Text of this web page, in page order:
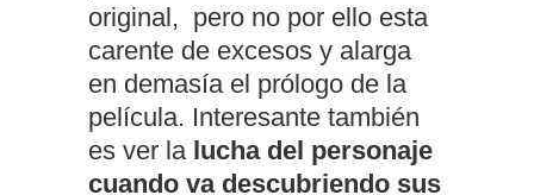
original, pero no por ello esta
carente de excesos y alarga
en demasía el prólogo de la
película. Interesante también
es ver la lucha del personaje
cuando va descubriendo sus